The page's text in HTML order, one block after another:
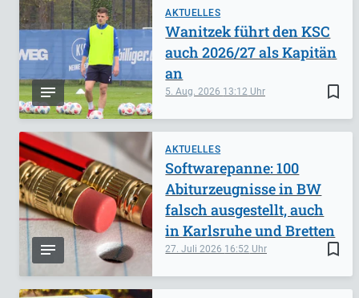
AKTUELLES
bookmark_border
5. Aug. 2026 13:12
Wanitzek führt den KSC
auch 2026/27 als Kapitän
an
AKTUELLES
bookmark_border
27. Juli 2026 16:52
Softwarepanne: 100
Abiturzeugnisse in BW
falsch ausgestellt, auch
in Karlsruhe und Bretten